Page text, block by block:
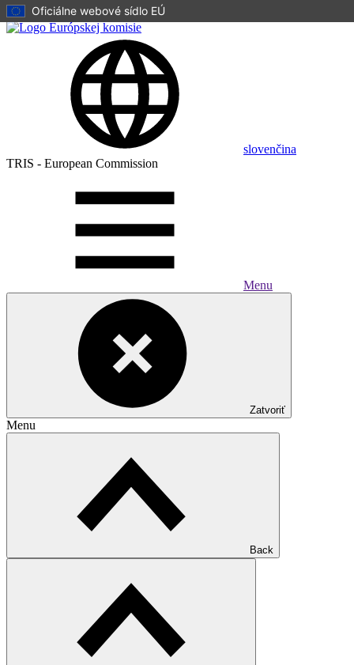
Skip to main content
Oficiálne webové sídlo EÚ
slovenčina
TRIS - European Commission
Menu
Zatvoriť
Menu
Back